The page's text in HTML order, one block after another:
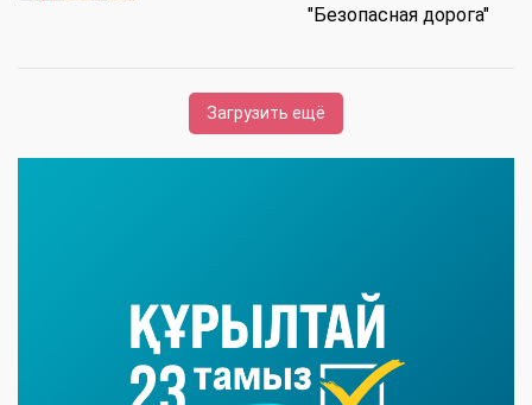
"Безопасная дорога"
Загрузить ещё